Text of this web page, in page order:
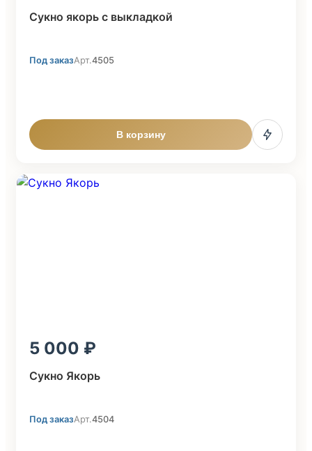
Сукно якорь с выкладкой
Под заказАрт.4505
В корзину
5 000
Сукно Якорь
Под заказАрт.4504